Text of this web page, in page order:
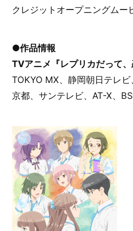
クレジットオープニングムー
●作品情報
TVアニメ『レプリカだって、
TOKYO MX、静岡朝日テレ
京都、サンテレビ、AT-X、